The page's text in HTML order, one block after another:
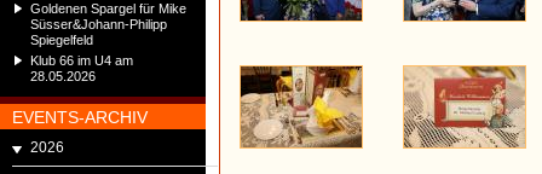
Goldenen Spargel für Mike
Süsser&Johann-Philipp
Spiegelfeld
Klub 66 im U4 am
28.05.2026
EVENTS-ARCHIV
2026